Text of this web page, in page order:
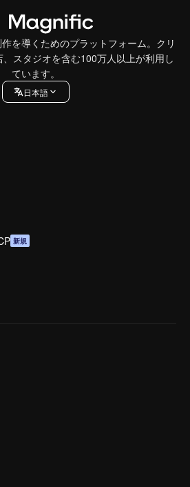
を導くためのプラットフォーム。クリ
スタジオを含む100万人以上が利用し
ています。
日本語
新規